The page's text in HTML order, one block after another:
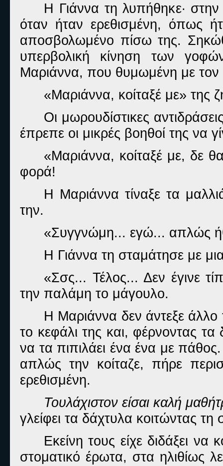
Η Γιάννα τη λυπήθηκε· στην
όταν ήταν ερεθισμένη, όπως
αποσβολωμένο πίσω της.
υπερβολική κίνηση των
Μαριάννα, που θυμωμένη με τον
«Μαριάννα, κοίταξέ με»
Οι μωρουδίστικες
έπρεπε οι μικρές βοηθοί της να
«Μαριάννα, κοίταξέ με, δε
φορά!
Η Μαριάννα τίναξε τα
την.
«Συγγνώμη... εγώ... απλώς
Η Γιάννα τη σταμάτησε με
«Σσς... Τέλος... Δεν έγινε
την παλάμη το μάγουλο.
Η Μαριάννα δεν άντεξε
το κεφάλι της και, φέρνοντας
να τα πιπιλάει ένα ένα με
απλώς την κοίταζε, πήρε
ερεθισμένη.
Τουλάχιστον είσαι καλή
γλείφει τα δάχτυλα κοιτώντας τη
Εκείνη τους είχε διδάξει
στοματικό έρωτα, στα ηλιθίως